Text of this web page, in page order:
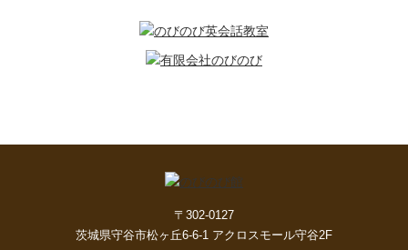
〒302-0127
茨城県守谷市松ヶ丘6-6-1 アクロスモール守谷2F